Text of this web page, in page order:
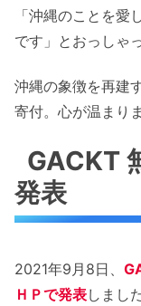
「沖縄のことを愛
です」とおっしゃ
沖縄の象徴を再建
寄付。心が温まり
GACKT
発表
2021年9月8日、
ＨＰで発表しました